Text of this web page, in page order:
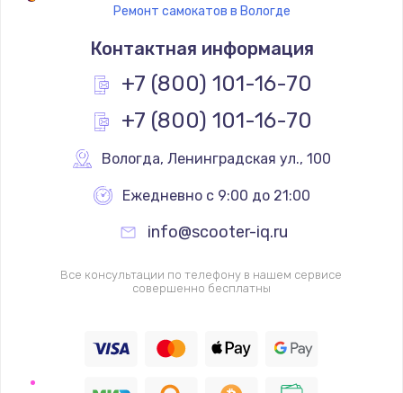
Ремонт самокатов в Вологде
Контактная информация
+7 (800) 101-16-70
+7 (800) 101-16-70
Вологда, Ленинградская ул., 100
Ежедневно с 9:00 до 21:00
info@scooter-iq.ru
Все консультации по телефону в нашем сервисе
совершенно бесплатны